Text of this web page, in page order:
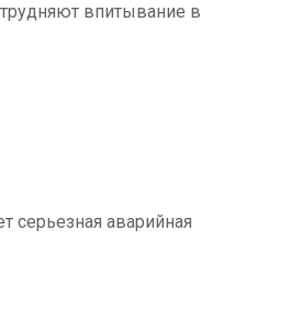
впитывание в
серьезная аварийная